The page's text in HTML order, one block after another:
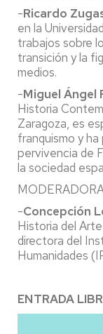
-Ricardo
en la
trabajos sobre
transición y la
medios.
-Miguel Ángel
Historia
Zaragoza, es
franquismo y
pervivencia de
la sociedad
-Concepción
Historia del
directora del
Humanidades
ENTRADA